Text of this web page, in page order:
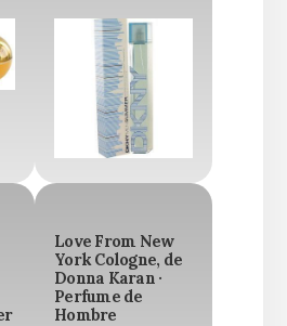
Love From New
York Cologne, de
Donna Karan ·
Perfume de
Hombre